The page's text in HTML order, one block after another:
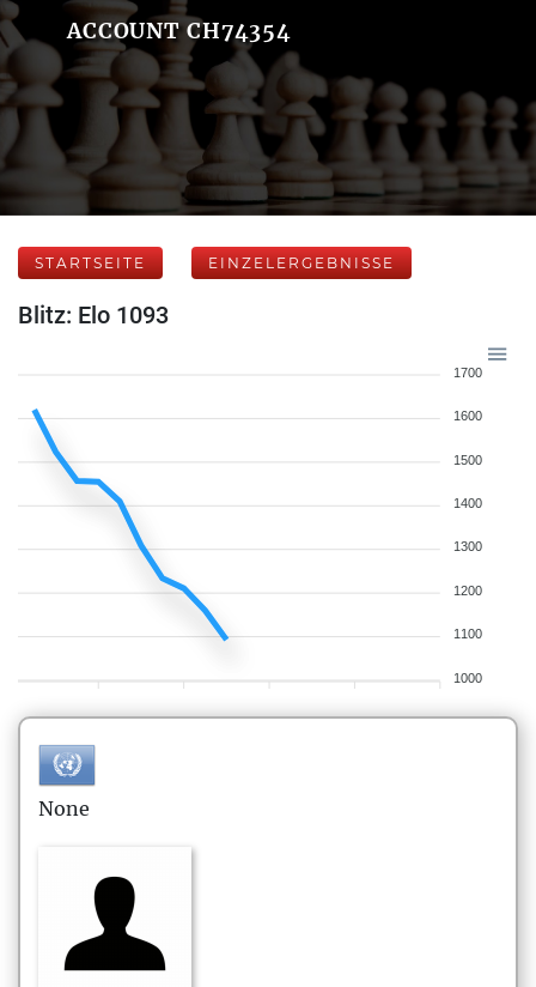
ACCOUNT CH74354
STARTSEITE EINZELERGEBNISSE
Blitz: Elo 1093
1700
1600
1500
1400
1300
1200
1100
1000
None